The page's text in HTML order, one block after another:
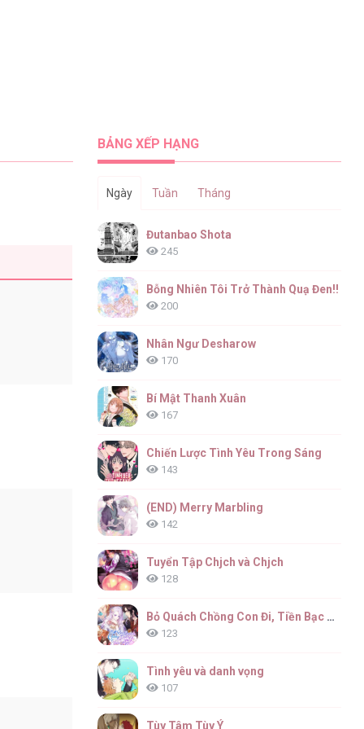
BẢNG XẾP HẠNG
Ngày Tuần Tháng
Đutanbao Shota
245
Bỗng Nhiên Tôi Trở Thành Quạ Đen!!
200
Nhân Ngư Desharow
170
Bí Mật Thanh Xuân
167
Chiến Lược Tình Yêu Trong Sáng
143
(END) Merry Marbling
142
Tuyển Tập Chjch và Chjch
128
Bỏ Quách Chồng Con Đi, Tiền Bạc Mới Là Tất Cả
123
Tình yêu và danh vọng
107
Tùy Tâm Tùy Ý